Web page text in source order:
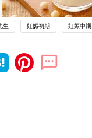
生 妊娠初期 妊娠中期